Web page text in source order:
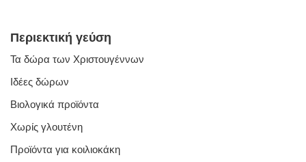
Περιεκτική γεύση
Τα δώρα των Χριστουγέννων
Ιδέες δώρων
Βιολογικά προϊόντα
Χωρίς γλουτένη
Προϊόντα για κοιλιοκάκη